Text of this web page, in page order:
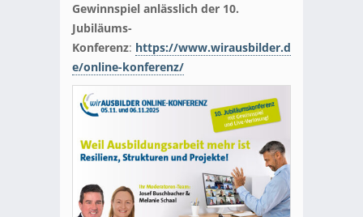
Gewinnspiel anlässlich der 10.
Jubiläums-
Konferenz: https://www.wirausbilder.d
e/online-konferenz/